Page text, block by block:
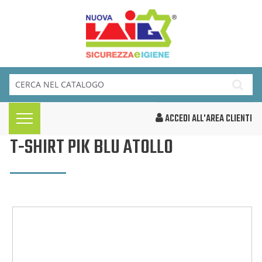
ACCEDI ALL'AREA CLIENTI
T-SHIRT PIK BLU ATOLLO